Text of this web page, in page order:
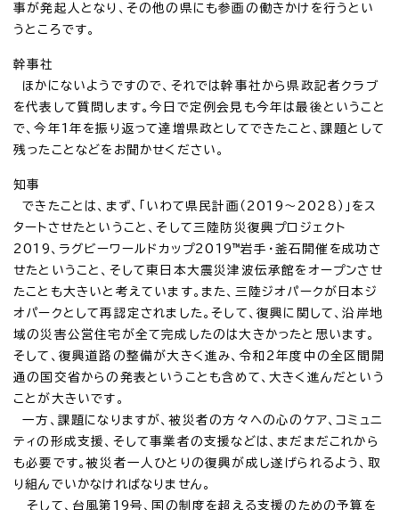
事が発起人となり、その他の県にも参画の働きかけを行うとい
うところです。
幹事社
ほかにないようですので、それでは幹事社から県政記者クラブ
を代表して質問します。今日で定例会見も今年は最後ということ
で、今年1年を振り返って達増県政としてできたこと、課題として
残ったことなどをお聞かせください。
知事
できたことは、まず、「いわて県民計画（2019～2028）」をス
タートさせたということ、そして三陸防災復興プロジェクト
2019、ラグビーワールドカップ2019™岩手・釜石開催を成功さ
せたということ、そして東日本大震災津波伝承館をオープンさせ
たことも大きいと考えています。また、三陸ジオパークが日本ジ
オパークとして再認定されました。そして、復興に関して、沿岸地
域の災害公営住宅が全て完成したのは大きかったと思います。
そして、復興道路の整備が大きく進み、令和2年度中の全区間開
通の国交省からの発表ということも含めて、大きく進んだという
ことが大きいです。
一方、課題になりますが、被災者の方々への心のケア、コミュニ
ティの形成支援、そして事業者の支援などは、まだまだこれから
も必要です。被災者一人ひとりの復興が成し遂げられるよう、取
り組んでいかなければなりません。
そして、台風第19号、国の制度を超える支援のための予算を